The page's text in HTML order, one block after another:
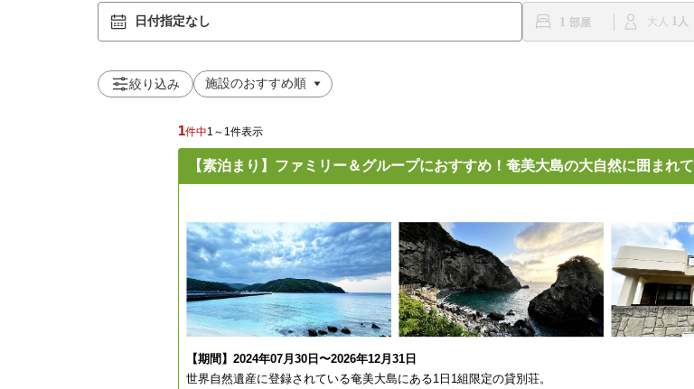
日付指定なし 1 大人 1
絞り込み
1件中1～1件表示
【素泊まり】ファミリー＆グループにおすすめ！奄美大島の大自然に囲まれ
【期間】2024年07月30日〜2026年12月31日
世界自然遺産に登録されている奄美大島にある1日1組限定の貸別荘。